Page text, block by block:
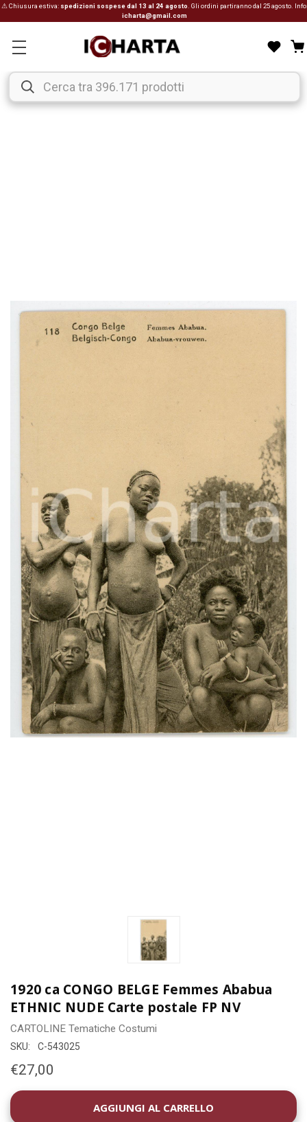
⚠ Chiusura estiva: spedizioni sospese dal 13 al 24 agosto . Gli ordini partiranno dal 25 agosto. Info:
icharta@gmail.com
1920 ca CONGO BELGE Femmes Ababua
ETHNIC NUDE Carte postale FP NV
CARTOLINE Tematiche Costumi
SKU: C-543025
€27,00
DISPONIBILITÀ
ATTUALE: